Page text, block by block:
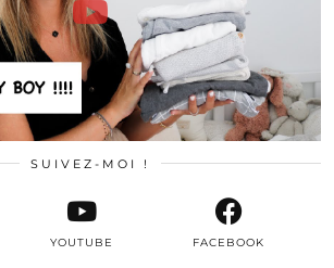
SUIVEZ-MOI !
FACEBOOK
YOUTUBE